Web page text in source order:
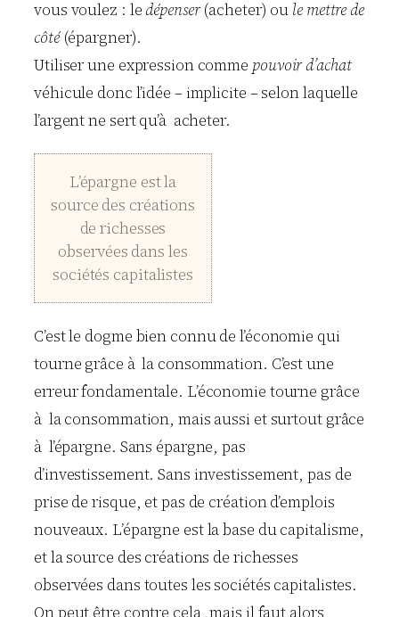
vous voulez : ledépenser(acheter) ou le mettre de
côté (épargner).
Utiliser une expression comme pouvoir d’achat
véhicule donc l’idée – implicite – selon laquelle
l’argent ne sert qu’à acheter.
L’épargne est la
source des créations
de richesses
observées dans les
sociétés capitalistes
C’est le dogme bien connu de l’économie qui
tourne grâce à la consommation. C’est une
erreur fondamentale. L’économie tourne grâce
à la consommation, mais aussi et surtout grâce
à l’épargne. Sans épargne, pas
d’investissement. Sans investissement, pas de
prise de risque, et pas de création d’emplois
nouveaux. L’épargne est la base du capitalisme,
et la source des créations de richesses
observées dans toutes les sociétés capitalistes.
On peut être contre cela, mais il faut alors